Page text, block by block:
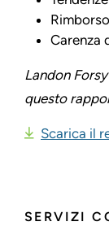
SERVIZI
Rimborso
Carenza
Landon
questo
Scarica il